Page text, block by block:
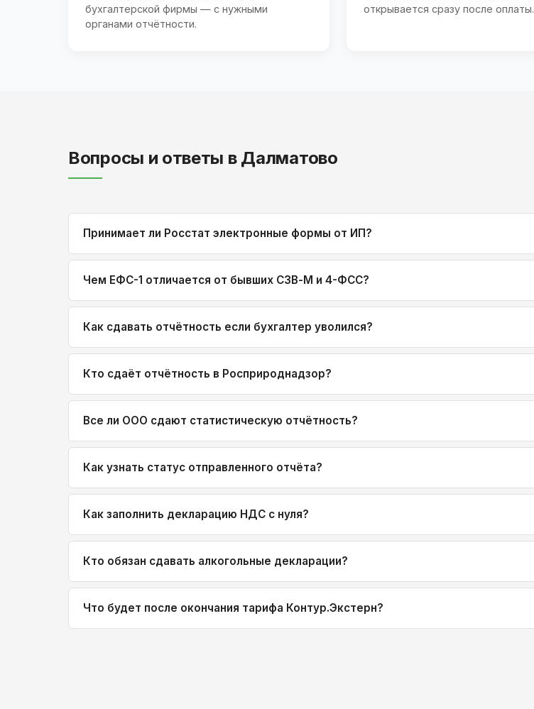
бухгалтерской фирмы — с нужными
органами отчётности.
открывается сразу после оплаты.
Вопросы и ответы в Далматово
Принимает ли Росстат электронные формы от ИП?
Чем ЕФС-1 отличается от бывших СЗВ-М и 4-ФСС?
Как сдавать отчётность если бухгалтер уволился?
Кто сдаёт отчётность в Росприроднадзор?
Все ли ООО сдают статистическую отчётность?
Как узнать статус отправленного отчёта?
Как заполнить декларацию НДС с нуля?
Кто обязан сдавать алкогольные декларации?
Что будет после окончания тарифа Контур.Экстерн?